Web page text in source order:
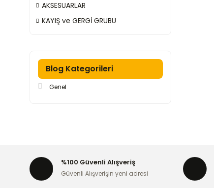
AKSESUARLAR
KAYIŞ ve GERGİ GRUBU
Blog Kategorileri
Genel
%100 Güvenli Alışveriş
Güvenli Alışverişin yeni adresi